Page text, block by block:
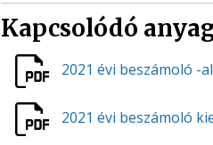
Kapcsolódó
2021 évi beszámoló -
2021 évi beszámoló